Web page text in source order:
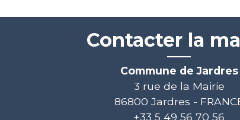
Contacter la
Commune de Jardres
3 rue de la Mairie
86800 Jardres -
+33 5 49 56 70 56